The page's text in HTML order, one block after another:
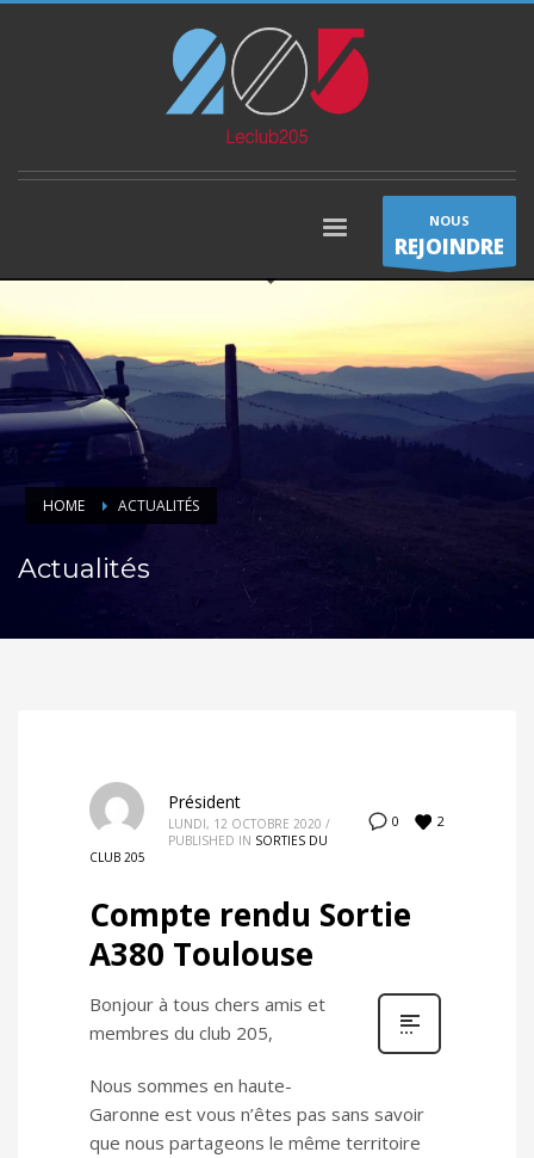
NOUS
REJOINDRE
HOME ACTUALITÉS
Actualités
0 2
Président
LUNDI, 12 OCTOBRE 2020 /
PUBLISHED IN SORTIES DU
CLUB 205
Compte rendu Sortie
A380 Toulouse
Bonjour à tous chers amis et
membres du club 205,
Nous sommes en haute-
Garonne est vous n’êtes pas sans savoir
que nous partageons le même territoire